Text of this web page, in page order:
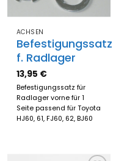
ACHSEN
Befestigungssatz
f. Radlager
13,95 €
Befestigungssatz für
Radlager vorne für 1
Seite passend für Toyota
HJ60, 61, FJ60, 62, BJ60